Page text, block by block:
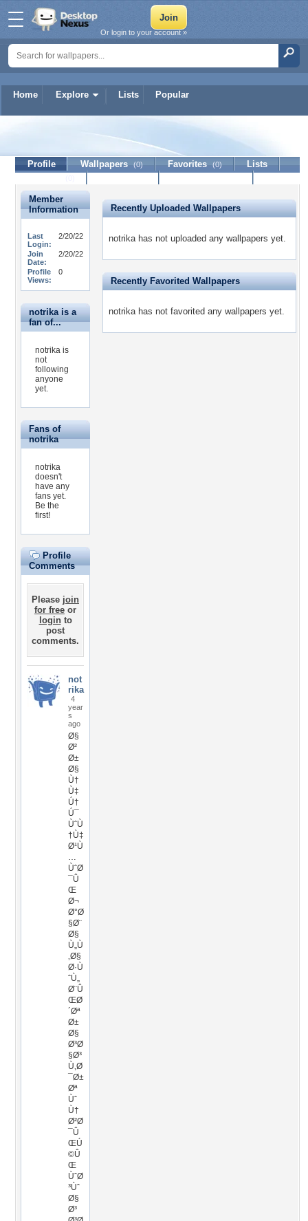
Home Explore Lists Popular
Or login to your account »
Profile Wallpapers (0) Favorites (0)
Lists
Member
Information
Last
Login:
2/20/22
Join
Date:
2/20/22
Profile
Views:
0
notrika is a
fan of...
notrika is
not
following
anyone
yet.
Fans of
notrika
notrika
doesn't
have any
fans yet.
Be the
first!
Profile
Comments
Please join
for free or
loginto
post
comments.
not
rika
4
year
s
ago
Ø§
Ø²
Ø±
Ø§
Ù†
Ù‡
Ú†
Ú¯
ÙˆÙ
†Ù‡
Ø¹Ù
…
ÙˆØ
¯Û
Œ
Ø¬
Ø°Ø
§Ø¨
Ø§
Ù„Ù
‚Ø§
Ø·Ù
ˆÙ„
Ø¨Û
ŒØ
´Øª
Ø±
Ø§
Ø³Ø
§Ø³
Ù‚Ø
¯Ø±
Øª
Ùˆ
Ù†
Ø²Ø
¯Û
ŒÚ
©Û
Œ
ÙˆØ
³Ùˆ
Ø§
Ø³
Recently Uploaded Wallpapers
notrika has not uploaded any wallpapers yet.
Recently Favorited Wallpapers
notrika has not favorited any wallpapers yet.